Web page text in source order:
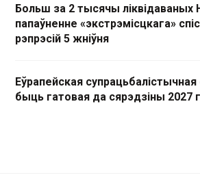
Больш за 2 тысячы ліквідаваных
папаўненне «экстрэмісцкага»
рэпрэсій 5 жніўня
Еўрапейская
быць гатовая да сярэдзіны 2027